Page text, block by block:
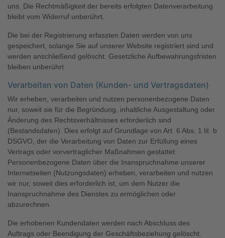
uns. Die Rechtmäßigkeit der bereits erfolgten Datenverarbeitung
bleibt vom Widerruf unberührt.
Die bei der Registrierung erfassten Daten werden von uns
gespeichert, solange Sie auf unserer Website registriert sind und
werden anschließend gelöscht. Gesetzliche Aufbewahrungsfristen
bleiben unberührt.
Verarbeiten von Daten (Kunden- und Vertragsdaten)
Wir erheben, verarbeiten und nutzen personenbezogene Daten
nur, soweit sie für die Begründung, inhaltliche Ausgestaltung oder
Änderung des Rechtsverhältnisses erforderlich sind
(Bestandsdaten). Dies erfolgt auf Grundlage von Art. 6 Abs. 1 lit. b
DSGVO, der die Verarbeitung von Daten zur Erfüllung eines
Vertrags oder vorvertraglicher Maßnahmen gestattet.
Personenbezogene Daten über die Inanspruchnahme unserer
Internetseiten (Nutzungsdaten) erheben, verarbeiten und nutzen
wir nur, soweit dies erforderlich ist, um dem Nutzer die
Inanspruchnahme des Dienstes zu ermöglichen oder
abzurechnen.
Die erhobenen Kundendaten werden nach Abschluss des
Auftrags oder Beendigung der Geschäftsbeziehung gelöscht.